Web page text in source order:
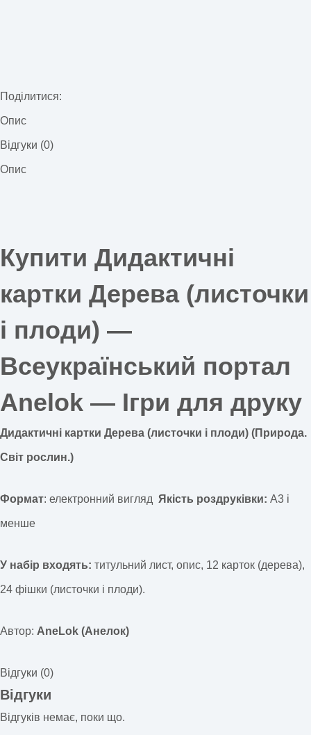
Поділитися:
Опис
Відгуки (0)
Опис
Купити Дидактичні
картки Дерева (листочки
і плоди) —
Всеукраїнський портал
Anelok — Ігри для друку
Дидактичні картки Дерева (листочки і плоди) (Природа.
Світ рослин.)
Формат: електронний вигляд Якість роздруківки: А3 і
менше
У набір входять: титульний лист, опис, 12 карток (дерева),
24 фішки (листочки і плоди).
Автор: AneLok (Анелок)
Відгуки (0)
Відгуки
Відгуків немає, поки що.